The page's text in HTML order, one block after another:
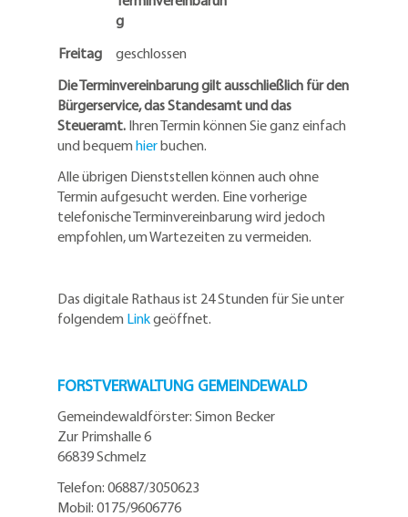
g
Freitag
geschlossen
Die Terminvereinbarung gilt ausschließlich für den
Bürgerservice, das Standesamt und das
Steueramt. Ihren Termin können Sie ganz einfach
und bequem hierbuchen.
Alle übrigen Dienststellen können auch ohne
Termin aufgesucht werden. Eine vorherige
telefonische Terminvereinbarung wird jedoch
empfohlen, um Wartezeiten zu vermeiden.
Das digitale Rathaus ist 24 Stunden für Sie unter
folgendem Linkgeöffnet.
FORSTVERWALTUNG GEMEINDEWALD
Gemeindewaldförster: Simon Becker
Zur Primshalle 6
66839 Schmelz
Telefon: 06887/3050623
Mobil: 0175/9606776